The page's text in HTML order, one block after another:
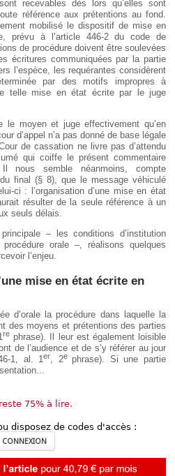
recevables dès lors qu’elles sont
référence aux prétentions au fond.
mobilisé le dispositif de mise en
prévu à l’article 446-2 du code de
de procédure doivent être soulevées
écritures communiquées par la partie
l’espèce, les requérantes considèrent
par des motifs impropres à
telle mise en état écrite par le juge
le moyen et juge effectivement qu’en
d’appel n’a pas donné de base légale
de cassation ne livre pas d’attendu
qui coiffe le présent commentaire
nous semble néanmoins, compte
final (§ 8), que le message véhiculé
ci : l’organisation d’une mise en état
résulter de la seule référence à un
seuls délais.
– les conditions d’institution
orale –, réalisons quelques
l’enjeu.
mise en état écrite en
d’orale la procédure dans laquelle la
des moyens et prétentions des parties
re phrase). Il leur est également loisible
de l’audience et de s’y référer au jour
1, al. 1er , 2e phrase). Si une partie
75% à lire.
disposez de codes d'accès :
CONNEXION